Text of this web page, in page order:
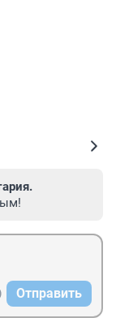
Отправить